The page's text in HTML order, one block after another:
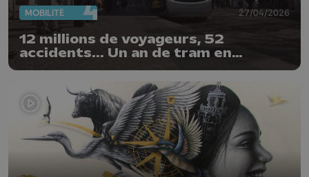
MOBILITÉ 27/04/2026
12 millions de voyageurs, 52
accidents... Un an de tram en
chiffres